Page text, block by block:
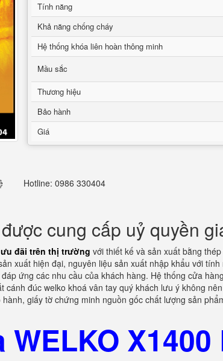
Tính năng
Khả năng chống cháy
Hệ thống khóa liên hoàn thông minh
Mầu sắc
Thương hiệu
Bảo hành
Giá
Hotline: 0986 330404
cung cấp uỷ quyền
đãi trên thị trường với thiết kế và sản xuất bằng
xuất hiện đại, nguyên liệu sản xuất nhập khẩu với
ứng các nhu cầu của khách hàng. Hệ thống cửa
đúc welko khoá vân tay quý khách lưu ý không
giấy tờ chứng minh nguồn gốc chất lượng sản